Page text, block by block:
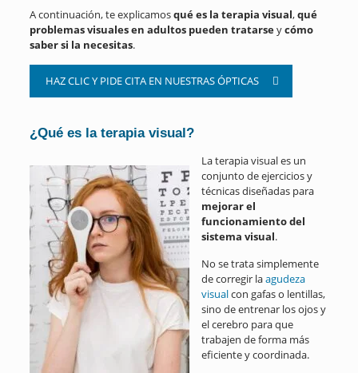
A continuación, te explicamosqué es la terapia visual,qué
problemas visuales en adultos pueden tratarseycómo
saber si la necesitas.
HAZ CLIC Y PIDE CITA EN NUESTRAS ÓPTICAS
¿Qué es la terapia visual?
La terapia visual es un
conjunto de ejercicios y
técnicas diseñadas para
mejorar el
funcionamiento del
sistema visual.
No se trata simplemente
de corregir laagudeza
visualcon gafas o lentillas,
sino de entrenar los ojos y
el cerebro para que
trabajen de forma más
eficiente y coordinada.